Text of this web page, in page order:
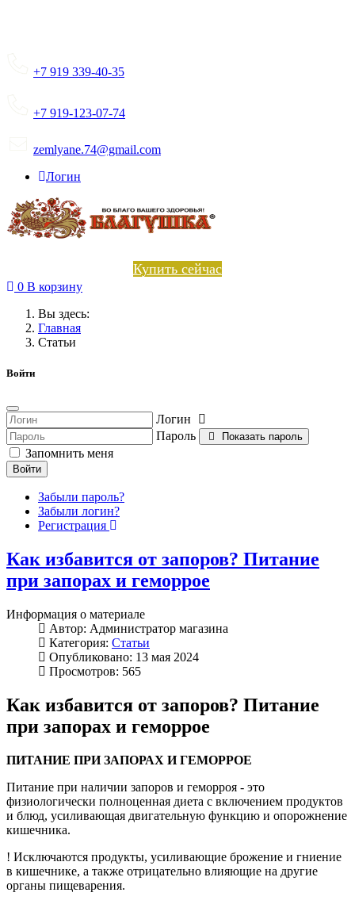
+7 919 339-40-35
+7 919-123-07-74
zemlyane.74@gmail.com
Логин
Купить сейчас
0 В корзину
Вы здесь:
Главная
Статьи
Войти
Логин
Пароль
Показать пароль
Запомнить меня
Войти
Забыли пароль?
Забыли логин?
Регистрация
Как избавится от запоров? Питание
при запорах и геморрое
Информация о материале
Автор: Администратор магазина
Категория: Статьи
Опубликовано: 13 мая 2024
Просмотров: 565
Как избавится от запоров? Питание
при запорах и геморрое
ПИТАНИЕ ПРИ ЗАПОРАХ И ГЕМОРРОЕ
Питание при наличии запоров и геморроя - это
физиологически полноценная диета с включением продуктов
и блюд, усиливающая двигательную функцию и опорожнение
кишечника.
! Исключаются продукты, усиливающие брожение и гниение
в кишечнике, а также отрицательно влияющие на другие
органы пищеварения.